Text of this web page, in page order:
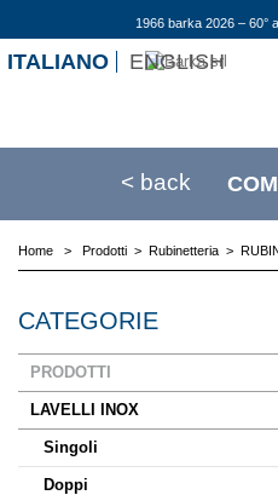
1966 barka 2026 – 60°
ITALIANO ENGLISH
< back
Home > Prodotti > Rubinetteria >
CATEGORIE
PRODOTTI
LAVELLI INOX
Singoli
Doppi